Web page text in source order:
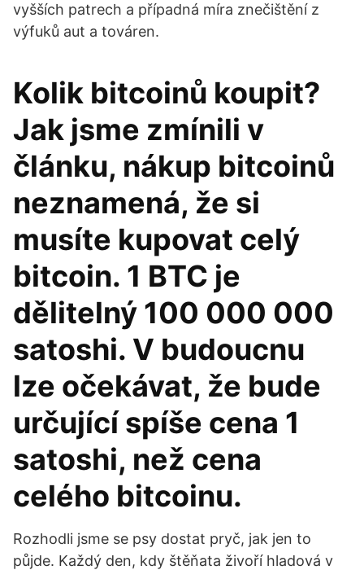
vyšších patrech a případná míra znečištění z
výfuků aut a továren.
Kolik bitcoinů koupit?
Jak jsme zmínili v
článku, nákup bitcoinů
neznamená, že si
musíte kupovat celý
bitcoin. 1 BTC je
dělitelný 100 000 000
satoshi. V budoucnu
lze očekávat, že bude
určující spíše cena 1
satoshi, než cena
celého bitcoinu.
Rozhodli jsme se psy dostat pryč, jak jen to
půjde. Každý den, kdy štěňata živoří hladová v